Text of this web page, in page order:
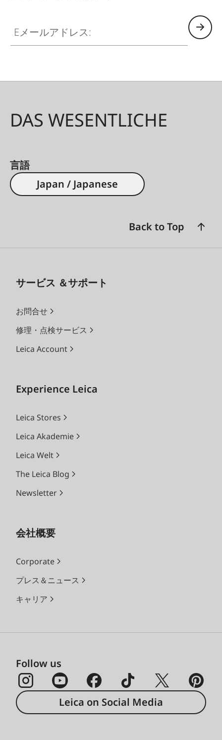
DAS WESENTLICHE
言語
Japan / Japanese
Back to Top
サービス ＆サポート
お問合せ
修理・点検サービス
Leica Account
Experience Leica
Leica Stores
Leica Akademie
Leica Welt
The Leica Blog
Newsletter
会社概要
Corporate
プレス＆ニュース
キャリア
Follow us
Leica on Social Media